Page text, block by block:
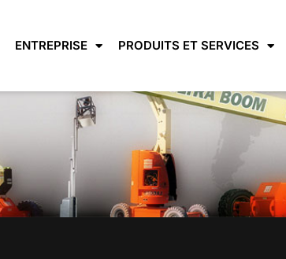
ENTREPRISE PRODUITS ET SERVICES